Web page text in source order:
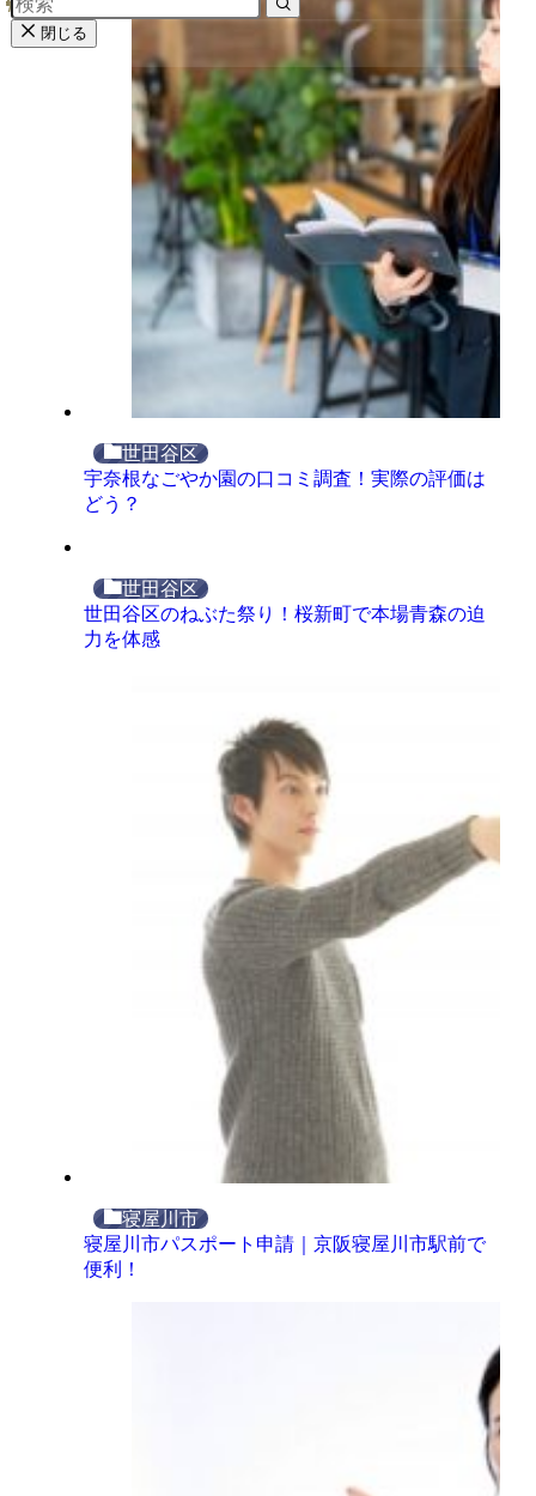
世田谷区
宇奈根なごやか園の口コミ調査！実際の評価は
どう？
世田谷区
世田谷区のねぶた祭り！桜新町で本場青森の迫
力を体感
寝屋川市
寝屋川市パスポート申請｜京阪寝屋川市駅前で
便利！
閉じる